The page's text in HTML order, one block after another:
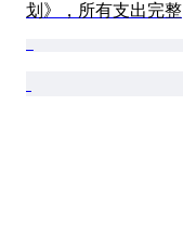
划》，所有支出完整